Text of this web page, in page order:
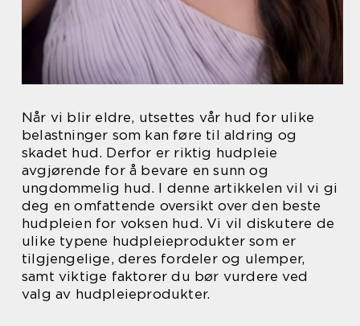
Når vi blir eldre, utsettes vår hud for ulike
belastninger som kan føre til aldring og
skadet hud. Derfor er riktig hudpleie
avgjørende for å bevare en sunn og
ungdommelig hud. I denne artikkelen vil vi gi
deg en omfattende oversikt over den beste
hudpleien for voksen hud. Vi vil diskutere de
ulike typene hudpleieprodukter som er
tilgjengelige, deres fordeler og ulemper,
samt viktige faktorer du bør vurdere ved
valg av hudpleieprodukter.